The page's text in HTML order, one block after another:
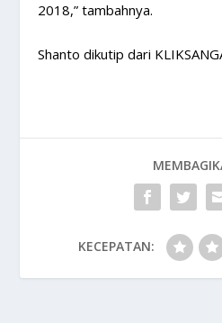
2018,” tambahnya.
Shanto dikutip dari
KECEPATAN: